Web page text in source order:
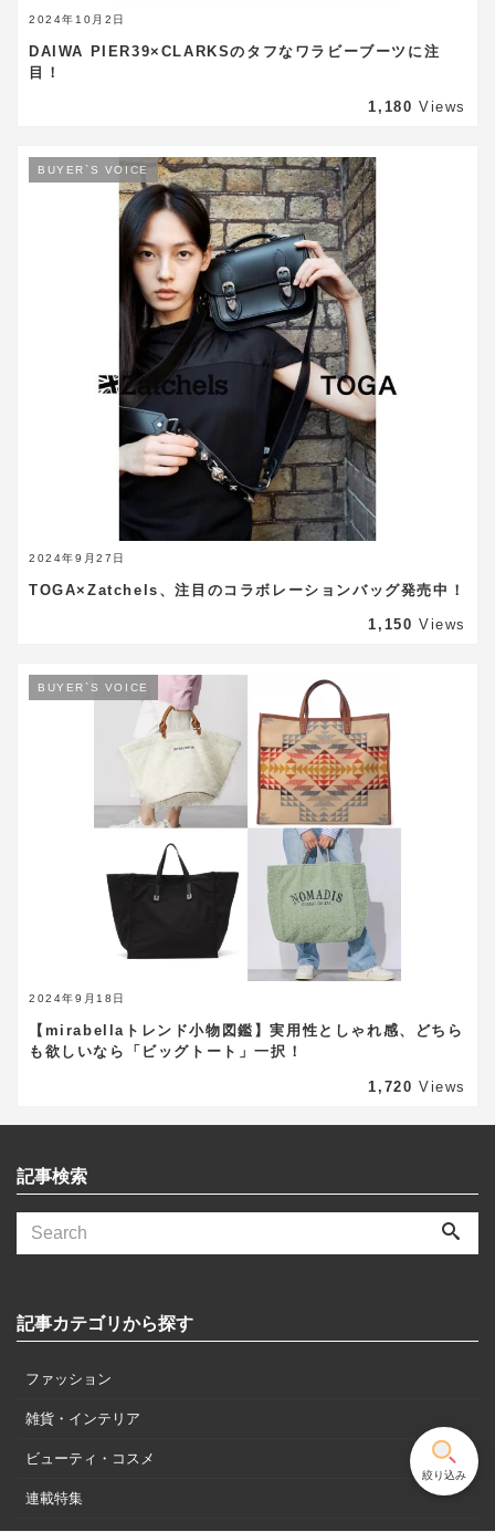
2024年10月2日
DAIWA PIER39×CLARKSのタフなワラビーブーツに注
目！
1,180 Views
2024年9月27日
BUYER`S VOICE
TOGA×Zatchels、注目のコラボレーションバッグ発売中！
1,150 Views
2024年9月18日
BUYER`S VOICE
【mirabellaトレンド小物図鑑】実用性としゃれ感、どちら
も欲しいなら「ビッグトート」一択！
1,720 Views
絞り込み
記事検索
記事カテゴリから探す
ファッション
雑貨・インテリア
ビューティ・コスメ
連載特集